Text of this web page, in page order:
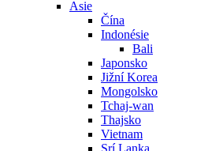
Asie
Čína
Indonésie
Bali
Japonsko
Jižní Korea
Mongolsko
Tchaj-wan
Thajsko
Vietnam
Srí Lanka